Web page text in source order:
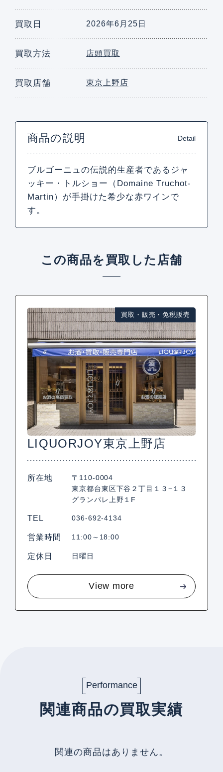
買取日 2026年6月25日
買取方法 店頭買取
買取店舗 東京上野店
商品の説明 Detail
ブルゴーニュの伝説的生産者であるジャ
ッキー・トルショー（Domaine Truchot-
Martin）が手掛けた希少な赤ワインで
す。
この商品を買取した店舗
買取・販売・免税販売
LIQUORJOY東京上野店
所在地
〒110-0004
東京都台東区下谷２丁目１３−１３
グランパレ上野１F
TEL 036-692-4134
営業時間 11:00～18:00
定休日 日曜日
View more
Performance
関連商品の買取実績
関連の商品はありません。